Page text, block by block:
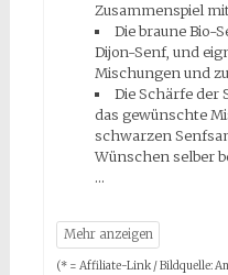
Zusammenspiel
Die braune Bio-
Dijon-Senf, und
Mischungen und
Die Schärfe der
das gewünschte
schwarzen
Wünschen selber
(* = Affiliate-Link / Bildquelle: